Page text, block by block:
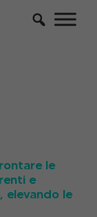
le
e
elevando le